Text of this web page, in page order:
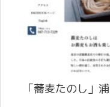
「蕎麦たのし」